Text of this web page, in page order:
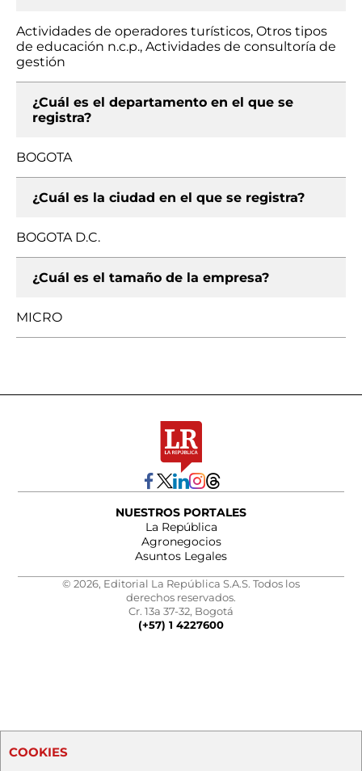
Actividades de operadores turísticos, Otros tipos
de educación n.c.p., Actividades de consultoría de
gestión
¿Cuál es el departamento en el que se
registra?
BOGOTA
¿Cuál es la ciudad en el que se registra?
BOGOTA D.C.
¿Cuál es el tamaño de la empresa?
MICRO
NUESTROS PORTALES
La República
Agronegocios
Asuntos Legales
© 2026, Editorial La República S.A.S. Todos los
derechos reservados.
Cr. 13a 37-32, Bogotá
(+57) 1 4227600
COOKIES